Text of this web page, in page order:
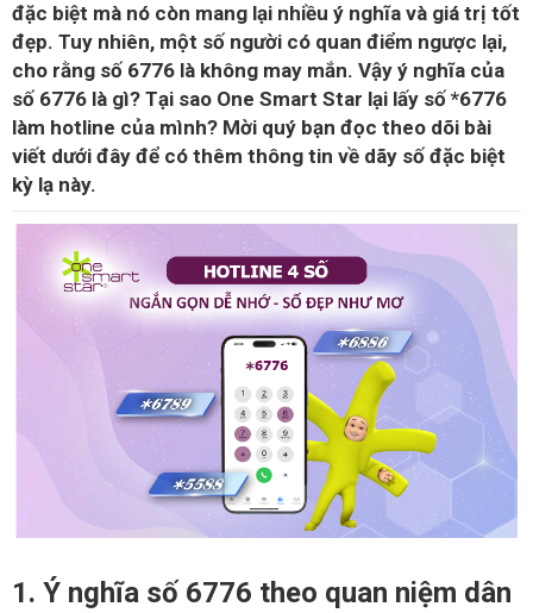
đặc biệt mà nó còn mang lại nhiều ý nghĩa và giá trị tốt
đẹp. Tuy nhiên, một số người có quan điểm ngược lại,
cho rằng số 6776 là không may mắn. Vậy ý nghĩa của
số 6776 là gì? Tại sao One Smart Star lại lấy số *6776
làm hotline của mình? Mời quý bạn đọc theo dõi bài
viết dưới đây để có thêm thông tin về dãy số đặc biệt
kỳ lạ này.
1. Ý nghĩa số 6776 theo quan niệm dân